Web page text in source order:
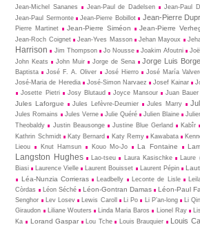
Jean-Michel Sananes
Jean-Paul de Dadelsen Jean-Paul
Jean-Paul Sermonte Jean-Pierre Bobillot Jean-Pierre
Pierre Martinet
Jean-Pierre Siméon Jean-Pierre
Jean-Roch Coignet
Jean-Yves Masson Jehan Mayoux
Harrison
Jim Thompson Jo Nousse Joakim Afoutni
John Keats
John Muir Jorge de Sena Jorge Luis
Baptista
José F. A. Oliver José Hierro José María
José-Maria de Heredia
José-Simon Narvaez Josef Kainar
Josette Pietri
Josy Blutaud Joyce Mansour Juan Bauer
Jules Laforgue Jules Lefèvre-Deumier Jules Marry
Jules Romains Jules Verne Julie Quéré Julien Blaine
Theobaldy
Justin Beausonge Justine Blue Gerland Kabîr
Kathrin Schmidt
Katy Bernard Katy Remy Kawabata
Lieou
Knut Hamsun Kouo Mo-Jo La Fontaine
Langston Hughes Lao-tseu Laura Kasischke
Biasi
Laurence Vielle Laurent Bouisset Laurent Pépin
Léa-Nunzia Corrieras Leadbelly Leconte de Lisle
Còrdas
Léon Séché Léon-Gontran Damas Léon-Paul
Senghor
Lev Losev Lewis Caroll Li Po Li P’an-long Li
Giraudon
Liliane Wouters Linda Maria Baros Lionel Ray
Ka
Lorand Gaspar Lou Tche Louis Brauquier Louis